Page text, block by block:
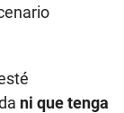
ni que tenga